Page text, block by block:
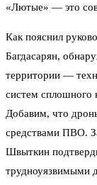
«Лютые» — это
Как пояснил
Багдасарян,
территории —
систем сплошного
Добавим, что
средствами ПВО.
Швыткин
трудноуязвимыми